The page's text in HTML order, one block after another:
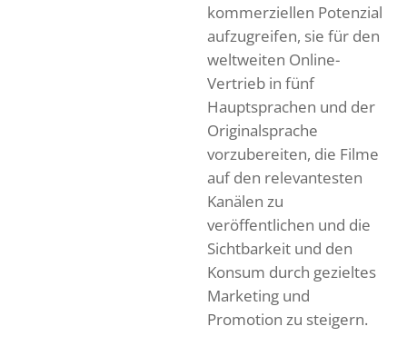
kommerziellen Potenzial
aufzugreifen, sie für den
weltweiten Online-
Vertrieb in fünf
Hauptsprachen und der
Originalsprache
vorzubereiten, die Filme
auf den relevantesten
Kanälen zu
veröffentlichen und die
Sichtbarkeit und den
Konsum durch gezieltes
Marketing und
Promotion zu steigern.